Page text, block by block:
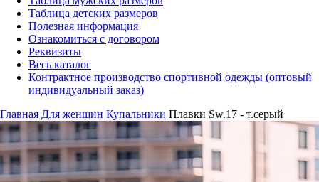
Таблица детских размеров
Полезная информация
Ознакомиться с договором
Реквизиты
Весь каталог
Контрактное производство спортивной одежды (оптовый
индивидуальный заказ)
Главная Для женщин Купальники Плавки Sw.17 - т.серый